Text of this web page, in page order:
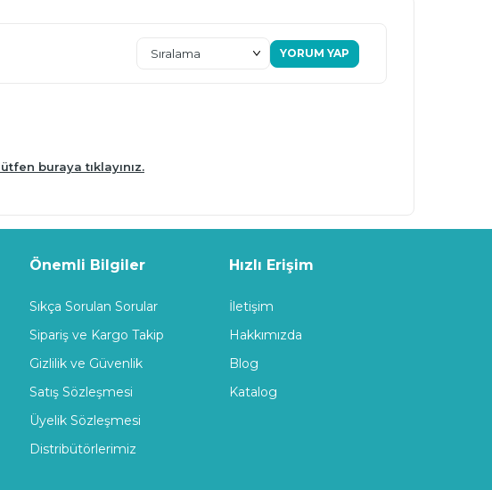
YORUM YAP
buraya tıklayınız.
Önemli Bilgiler
Sıkça Sorulan Sorular
Sipariş ve Kargo Takip
Gizlilik ve Güvenlik
Satış Sözleşmesi
Üyelik Sözleşmesi
Distribütörlerimiz
Hızlı Erişim
İletişim
Hakkımızda
Blog
Katalog